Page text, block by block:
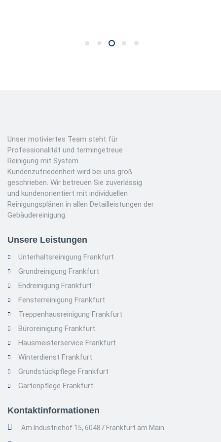
1 2 3 4 5
Unser motiviertes Team steht für
Professionalität und termingetreue
Reinigung mit System.
Kundenzufriedenheit wird bei uns groß
geschrieben. Wir betreuen Sie zuverlässig
und kundenorientiert mit individuellen
Reinigungsplänen in allen Detailleistungen der
Gebäudereinigung.
Unsere Leistungen
Unterhaltsreinigung Frankfurt
Grundreinigung Frankfurt
Endreinigung Frankfurt
Fensterreinigung Frankfurt
Treppenhausreinigung Frankfurt
Büroreinigung Frankfurt
Hausmeisterservice Frankfurt
Winterdienst Frankfurt
Grundstückpflege Frankfurt
Gartenpflege Frankfurt
Kontaktinformationen
Am Industriehof 15, 60487 Frankfurt am Main